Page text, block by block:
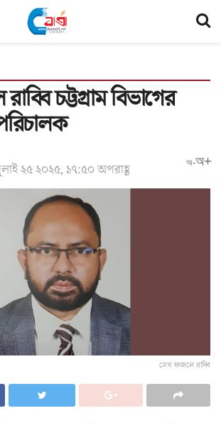
চট্টগ্রাম বিভাগের
২৫ ২০২৫, ১৭:৫০ অপরাহ্ণ
অ-অ+
সেখ ফজলে রাব্বি